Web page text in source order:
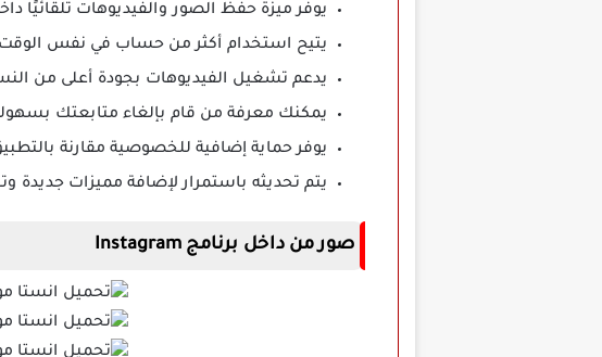
يوفر ميزة حفظ الصور والفيديوهات تلقائيًا
يتيح استخدام أكثر من حساب في نفس
يدعم تشغيل الفيديوهات بجودة أعلى من
يمكنك معرفة من قام بإلغاء متابعتك
يوفر حماية إضافية للخصوصية مقارنة
يتم تحديثه باستمرار لإضافة مميزات جديدة
صور من داخل برنامج Instagram